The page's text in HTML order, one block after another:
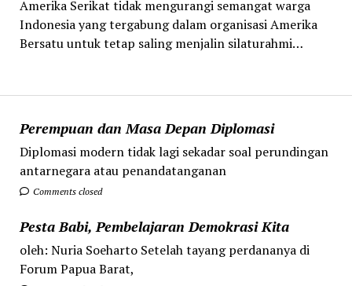
Perempuan dan Masa Depan Diplomasi
Diplomasi modern tidak lagi sekadar soal perundingan
antarnegara atau penandatanganan
Comments closed
Pesta Babi, Pembelajaran Demokrasi Kita
oleh: Nuria Soeharto Setelah tayang perdananya di
Forum Papua Barat,
Amerika Serikat tidak mengurangi semangat warga
Indonesia yang tergabung dalam organisasi Amerika
Bersatu untuk tetap saling menjalin silaturahmi…